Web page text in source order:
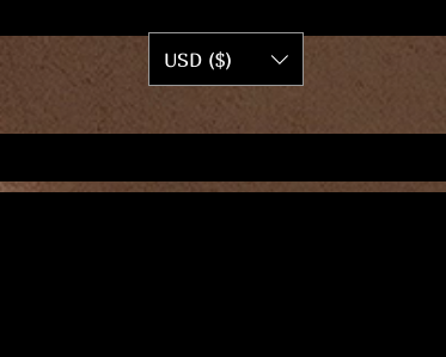
USD ($)